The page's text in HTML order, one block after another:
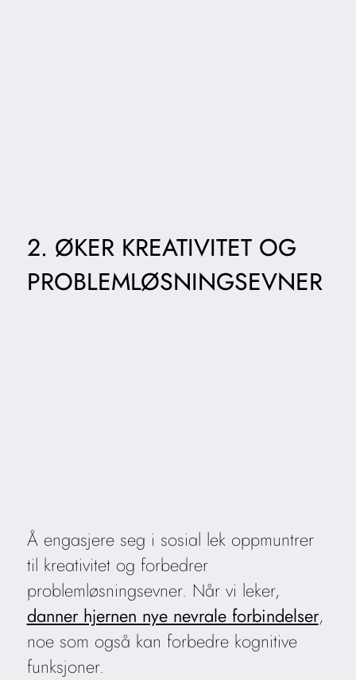
2. ØKER KREATIVITET OG
PROBLEMLØSNINGSEVNER
Å engasjere seg i sosial lek oppmuntrer
til kreativitet og forbedrer
problemløsningsevner. Når vi leker,
danner hjernen nye nevrale forbindelser,
noe som også kan forbedre kognitive
funksjoner.